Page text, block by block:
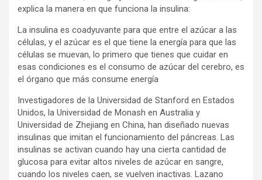
explica la manera en que funciona la insulina:
La insulina es coadyuvante para que entre el azúcar a las
células, y el azúcar es el que tiene la energía para que las
células se muevan, lo primero que tienes que cuidar en
esas condiciones es el consumo de azúcar del cerebro, es
el órgano que más consume energía
Investigadores de la Universidad de Stanford en Estados
Unidos, la Universidad de Monash en Australia y
Universidad de Zhejiang en China, han diseñado nuevas
insulinas que imitan el funcionamiento del páncreas. Las
insulinas se activan cuando hay una cierta cantidad de
glucosa para evitar altos niveles de azúcar en sangre,
cuando los niveles caen, se vuelven inactivas. Lazano